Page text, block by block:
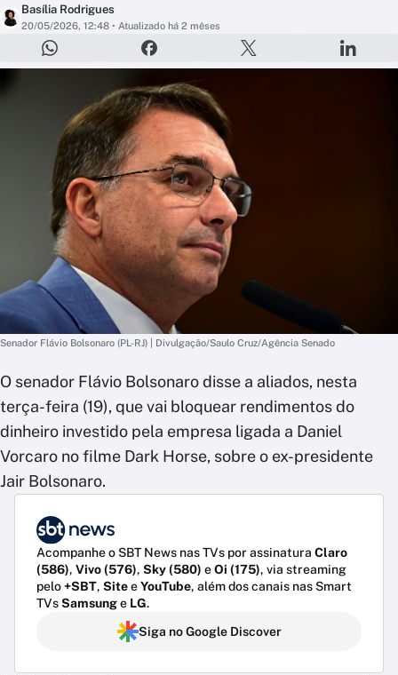
Basília Rodrigues
20/05/2026, 12:48 • Atualizado há 2 mêses
Senador Flávio Bolsonaro (PL-RJ) | Divulgação/Saulo Cruz/Agência Senado
O senador Flávio Bolsonaro disse a aliados, nesta
terça-feira (19), que vai bloquear rendimentos do
dinheiro investido pela empresa ligada a Daniel
Vorcaro no filme Dark Horse, sobre o ex-presidente
Jair Bolsonaro.
Acompanhe o SBT News nas TVs por assinatura Claro
(586), Vivo (576), Sky (580) eOi (175), via streaming
pelo+SBT, SiteeYouTube, além dos canais nas Smart
TVsSamsunge LG.
Siga no Google Discover